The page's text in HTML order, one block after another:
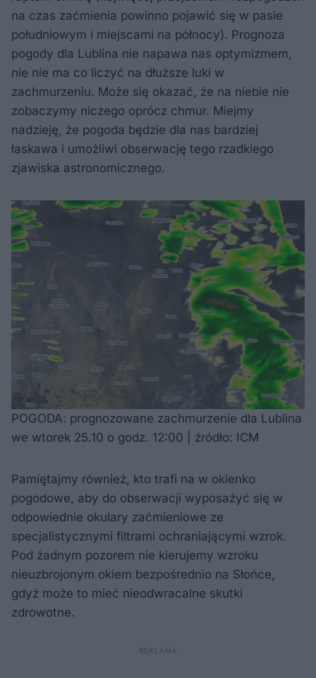
na czas zaćmienia powinno pojawić się w pasie
południowym i miejscami na północy). Prognoza
pogody dla Lublina nie napawa nas optymizmem,
nie nie ma co liczyć na dłuższe luki w
zachmurzeniu. Może się okazać, że na niebie nie
zobaczymy niczego oprócz chmur. Miejmy
nadzieję, że pogoda będzie dla nas bardziej
łaskawa i umożliwi obserwację tego rzadkiego
zjawiska astronomicznego.
POGODA: prognozowane zachmurzenie dla Lublina
we wtorek 25.10 o godz. 12:00 | źródło: ICM
Pamiętajmy również, kto trafi na w okienko
pogodowe, aby do obserwacji wyposażyć się w
odpowiednie okulary zaćmieniowe ze
specjalistycznymi filtrami ochraniającymi wzrok.
Pod żadnym pozorem nie kierujemy wzroku
nieuzbrojonym okiem bezpośrednio na Słońce,
gdyż może to mieć nieodwracalne skutki
zdrowotne.